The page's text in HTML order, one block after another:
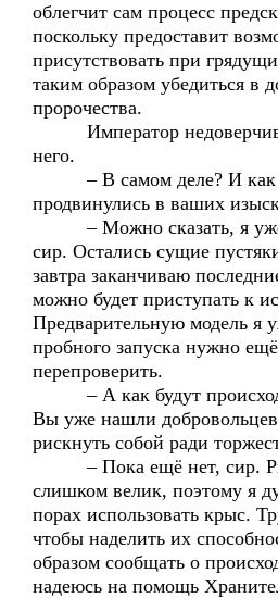
облегчит сам процесс
поскольку предоставит
присутствовать при
таким образом убедиться в
пророчества.
Император
него.
– В самом деле? И как
продвинулись в ваших
– Можно сказать, я уже
сир. Остались сущие
завтра заканчиваю
можно будет приступать к
Предварительную модель я
пробного запуска нужно
перепроверить.
– А как будут
Вы уже нашли
рискнуть собой ради
– Пока ещё нет, сир.
слишком велик, поэтому я
порах использовать крыс.
чтобы наделить их
образом сообщать о
надеюсь на помощь